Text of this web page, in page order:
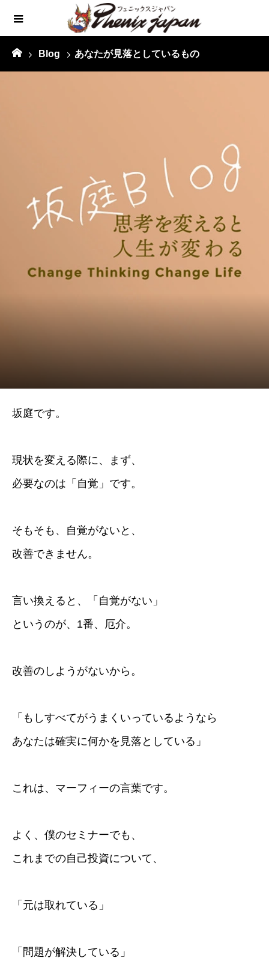
Blog あなたが見落としているもの
坂庭です。
現状を変える際に、まず、
必要なのは「自覚」です。
そもそも、自覚がないと、
改善できません。
言い換えると、「自覚がない」
というのが、1番、厄介。
改善のしようがないから。
「もしすべてがうまくいっているようなら
あなたは確実に何かを見落としている」
これは、マーフィーの言葉です。
よく、僕のセミナーでも、
これまでの自己投資について、
「元は取れている」
「問題が解決している」